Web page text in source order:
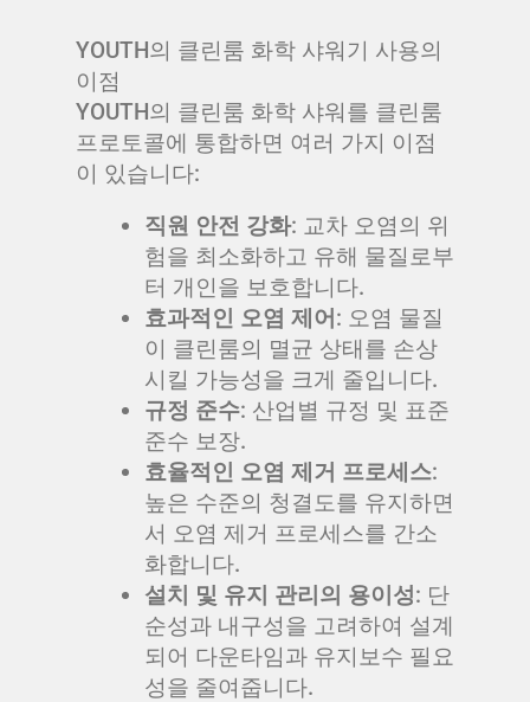
YOUTH의 클린룸 화학 샤워기 사용의
이점
YOUTH의 클린룸 화학 샤워를 클린룸
프로토콜에 통합하면 여러 가지 이점
이 있습니다:
직원 안전 강화: 교차 오염의 위
험을 최소화하고 유해 물질로부
터 개인을 보호합니다.
효과적인 오염 제어 : 오염 물질
이 클린룸의 멸균 상태를 손상
시킬 가능성을 크게 줄입니다.
규정 준수: 산업별 규정 및 표준
준수 보장.
효율적인 오염 제거 프로세스:
높은 수준의 청결도를 유지하면
서 오염 제거 프로세스를 간소
화합니다.
설치 및 유지 관리의 용이성: 단
순성과 내구성을 고려하여 설계
되어 다운타임과 유지보수 필요
성을 줄여줍니다.